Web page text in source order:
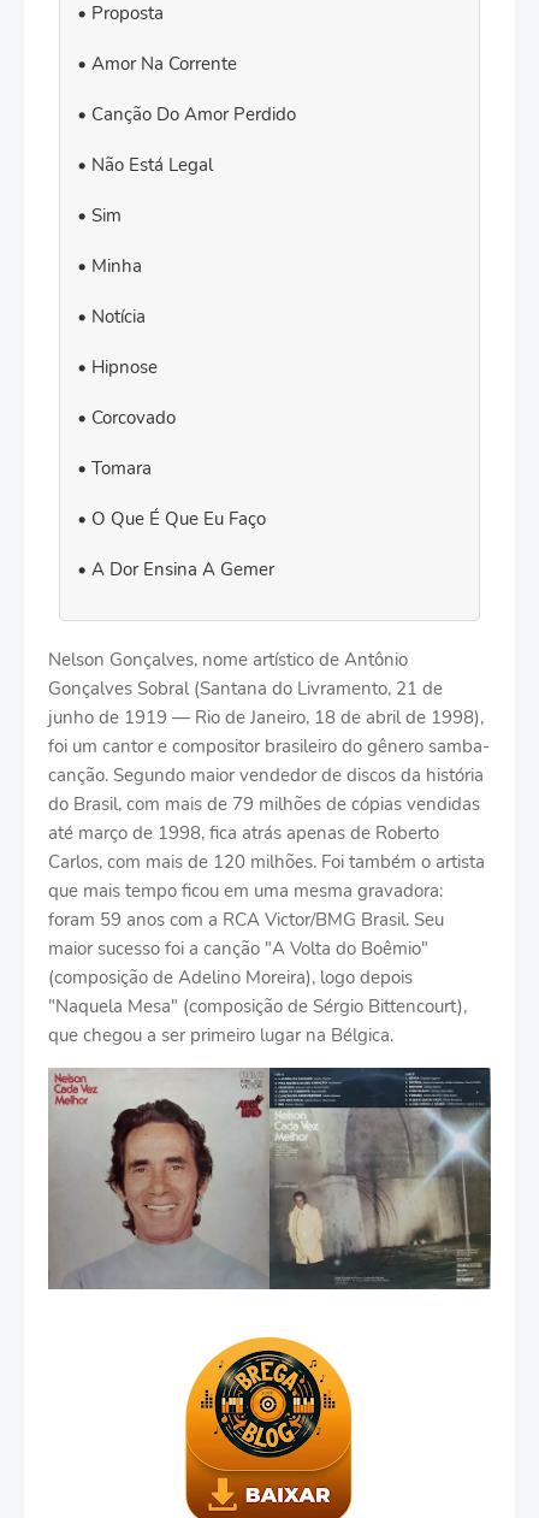
Proposta
Amor Na Corrente
Canção Do Amor Perdido
Não Está Legal
Sim
Minha
Notícia
Hipnose
Corcovado
Tomara
O Que É Que Eu Faço
A Dor Ensina A Gemer
Nelson Gonçalves, nome artístico de Antônio
Gonçalves Sobral (Santana do Livramento, 21 de
junho de 1919 — Rio de Janeiro, 18 de abril de 1998),
foi um cantor e compositor brasileiro do gênero samba-
canção. Segundo maior vendedor de discos da história
do Brasil, com mais de 79 milhões de cópias vendidas
até março de 1998, fica atrás apenas de Roberto
Carlos, com mais de 120 milhões. Foi também o artista
que mais tempo ficou em uma mesma gravadora:
foram 59 anos com a RCA Victor/BMG Brasil. Seu
maior sucesso foi a canção "A Volta do Boêmio"
(composição de Adelino Moreira), logo depois
"Naquela Mesa" (composição de Sérgio Bittencourt),
que chegou a ser primeiro lugar na Bélgica.